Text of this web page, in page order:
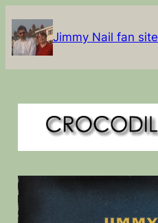
Jimmy Nail fan site